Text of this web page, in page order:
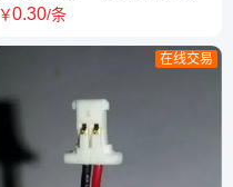
PH2.0mm-2P鞋灯端子线
￥0.30/条
在线交易